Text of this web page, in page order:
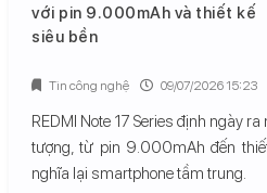
với pin 9.000mAh và thiết kế
siêu bền
REDMI Note 17 Series định ngày
tượng, từ pin 9.000mAh đến
nghĩa lại smartphone tầm trung.
Tin công nghệ 09/07/2026 15:23